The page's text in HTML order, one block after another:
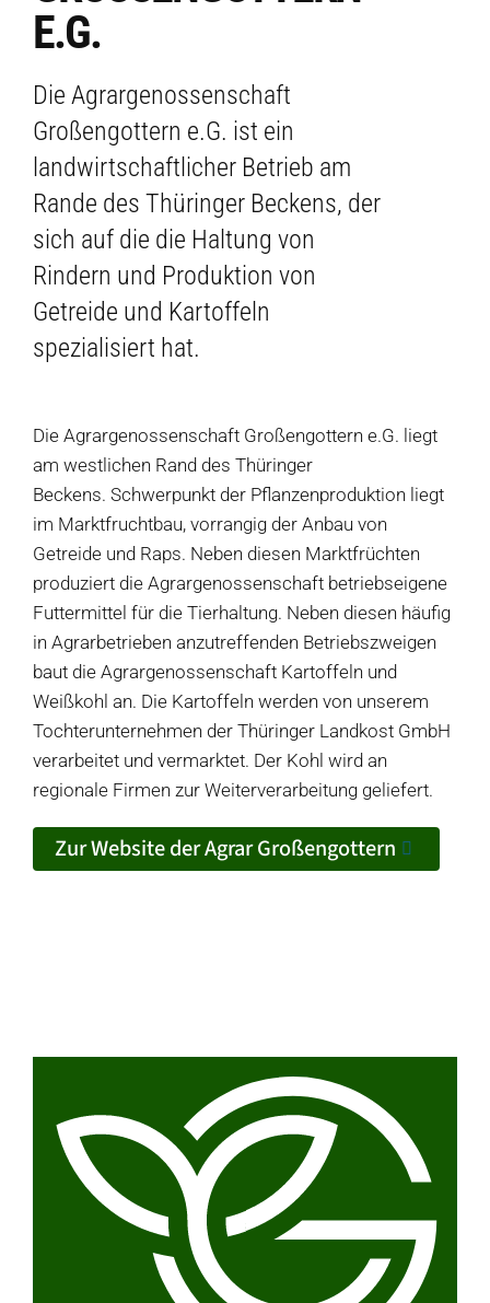
.G.
Die Agrargenossenschaft
Großengottern e.G. ist ein
landwirtschaftlicher Betrieb am
Rande des Thüringer Beckens, der
sich auf die die Haltung von
Rindern und Produktion von
Getreide und Kartoffeln
spezialisiert hat.
Die Agrargenossenschaft Großengottern e.G. liegt
am westlichen Rand des Thüringer
Beckens. Schwerpunkt der Pflanzenproduktion liegt
im Marktfruchtbau, vorrangig der Anbau von
Getreide und Raps. Neben diesen Marktfrüchten
produziert die Agrargenossenschaft betriebseigene
Futtermittel für die Tierhaltung. Neben diesen häufig
in Agrarbetrieben anzutreffenden Betriebszweigen
baut die Agrargenossenschaft Kartoffeln und
Weißkohl an. Die Kartoffeln werden von unserem
Tochterunternehmen der Thüringer Landkost GmbH
verarbeitet und vermarktet. Der Kohl wird an
regionale Firmen zur Weiterverarbeitung geliefert.
Zur Website der Agrar Großengottern
Produkte
Produkt-Übersicht Jetzt vorbestellen
Produkte nach Allergenen
Produkte nach Saison
Weitere Verkaufsstellen
Über uns
Unsere Marken-Familie